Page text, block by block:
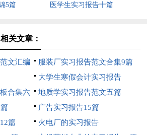
5篇 医学生实习报告十篇
关文章：
文汇编
服装厂实习报告范文合集9篇
大学生寒假会计实习报告
合集六
地质学实习报告范文五篇
广告实习报告15篇
篇
火电厂的实习报告